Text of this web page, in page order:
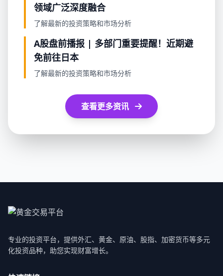
领域广泛深度融合
了解最新的投资策略和市场分析
A股盘前播报 | 多部门重要提醒！近期避
免前往日本
了解最新的投资策略和市场分析
查看更多资讯
专业的投资平台，提供外汇、黄金、原油、股指、加密货币等多元
化投资品种，助您实现财富增长。